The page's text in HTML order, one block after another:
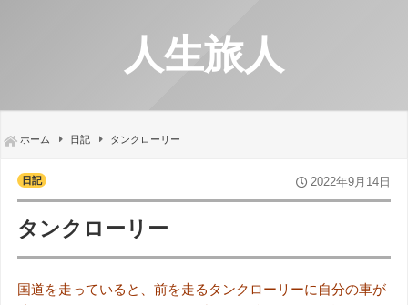
人生旅人
ホーム 日記 タンクローリー
日記 2022年9月14日
タンクローリー
国道を走っていると、前を走るタンクローリーに自分の車が